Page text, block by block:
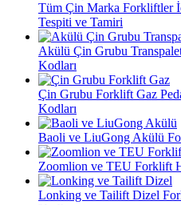
Tüm Çin Marka Forkliftler
Tespiti ve Tamiri
Akülü Çin Grubu
Kodları
Çin Grubu Forklift Gaz
Kodları
Baoli ve LiuGong Akülü
Zoomlion ve TEU Forklift
Lonking ve Tailift Dizel